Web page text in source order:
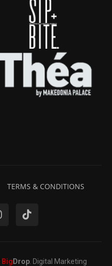
TERMS & CONDITIONS
Big Drop . Digital Marketing